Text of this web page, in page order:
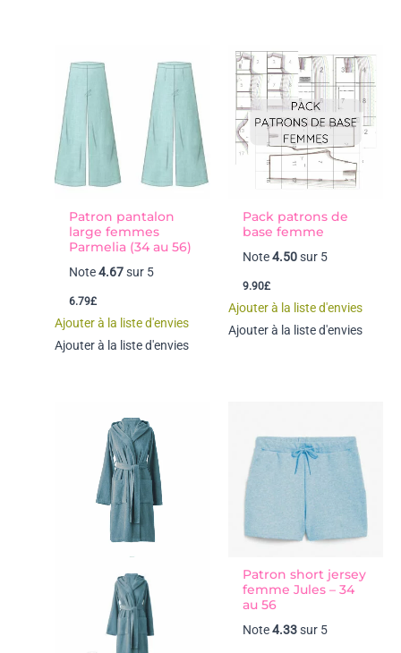
Patron pantalon
large femmes
Parmelia (34 au 56)
Note4.67sur 5
6.79£
Ajouter à la liste d'envies
Ajouter à la liste d'envies
Pack patrons de
base femme
Note4.50sur 5
9.90£
Ajouter à la liste d'envies
Ajouter à la liste d'envies
Patron short jersey
femme Jules – 34
au 56
Note4.33sur 5